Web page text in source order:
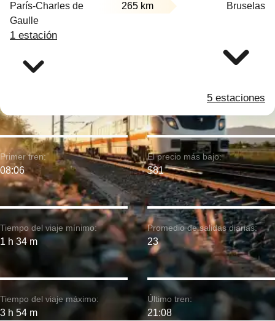
París-Charles de
Gaulle
265 km Bruselas
1 estación
5 estaciones
Tiempo del viaje mínimo:
1 h 34 m
Primer tren:
08:06
Tiempo del viaje máximo:
3 h 54 m
El precio más bajo:
$81
Promedio de salidas diarias:
23
Último tren:
21:08